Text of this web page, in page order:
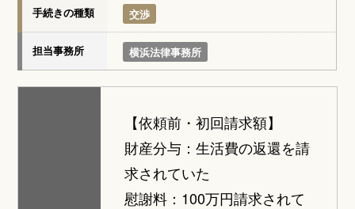
手続きの種類 交渉
担当事務所 横浜法律事務所
【依頼前・初回請求額】
財産分与：生活費の返還を請
求されていた
慰謝料：100万円請求されて